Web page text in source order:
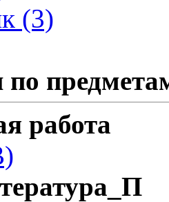
(3)
работа